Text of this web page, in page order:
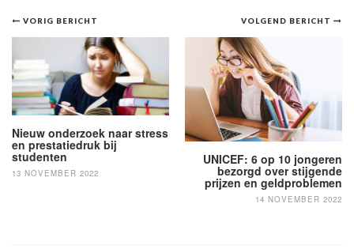
Bericht
navigatie
VOLGEND BERICHT
UNICEF: 6 op 10 jongeren
bezorgd over stijgende
prijzen en geldproblemen
14 NOVEMBER 2022
VORIG BERICHT
Nieuw onderzoek naar stress
en prestatiedruk bij
studenten
13 NOVEMBER 2022